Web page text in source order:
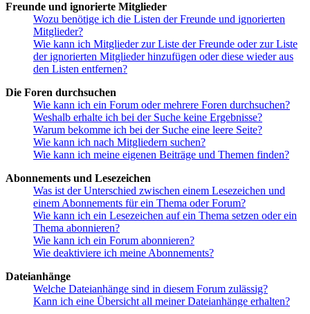
Freunde und ignorierte Mitglieder
Wozu benötige ich die Listen der Freunde und ignorierten
Mitglieder?
Wie kann ich Mitglieder zur Liste der Freunde oder zur Liste
der ignorierten Mitglieder hinzufügen oder diese wieder aus
den Listen entfernen?
Die Foren durchsuchen
Wie kann ich ein Forum oder mehrere Foren durchsuchen?
Weshalb erhalte ich bei der Suche keine Ergebnisse?
Warum bekomme ich bei der Suche eine leere Seite?
Wie kann ich nach Mitgliedern suchen?
Wie kann ich meine eigenen Beiträge und Themen finden?
Abonnements und Lesezeichen
Was ist der Unterschied zwischen einem Lesezeichen und
einem Abonnements für ein Thema oder Forum?
Wie kann ich ein Lesezeichen auf ein Thema setzen oder ein
Thema abonnieren?
Wie kann ich ein Forum abonnieren?
Wie deaktiviere ich meine Abonnements?
Dateianhänge
Welche Dateianhänge sind in diesem Forum zulässig?
Kann ich eine Übersicht all meiner Dateianhänge erhalten?